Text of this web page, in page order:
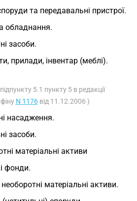
та передавальні пристрої.
обладнання.
засоби.
прилади, інвентар (меблі).
5.1 пункту 5 в редакції
N 1176від 11.12.2006 )
насадження.
засоби.
матеріальні активи
фонди.
матеріальні активи.